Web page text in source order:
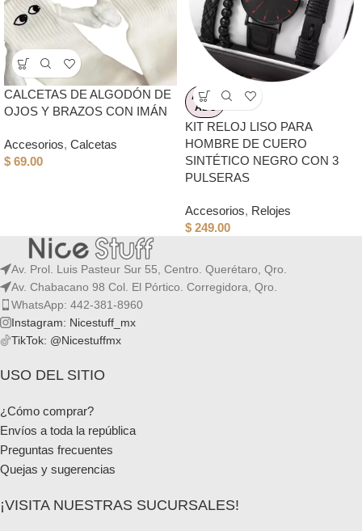
CALCETAS DE ALGODÓN DE
OJOS Y BRAZOS CON IMÁN
Accesorios, Calcetas
$ 69.00
AGOT
ADO
KIT RELOJ LISO PARA
HOMBRE DE CUERO
SINTÉTICO NEGRO CON 3
PULSERAS
Accesorios, Relojes
$ 249.00
Av. Prol. Luis Pasteur Sur 55, Centro. Querétaro, Qro.
Av. Chabacano 98 Col. El Pórtico. Corregidora, Qro.
WhatsApp: 442-381-8960
Instagram: Nicestuff_mx
TikTok: @Nicestuffmx
USO DEL SITIO
¿Cómo comprar?
Envíos a toda la república
Preguntas frecuentes
Quejas y sugerencias
¡VISITA NUESTRAS SUCURSALES!